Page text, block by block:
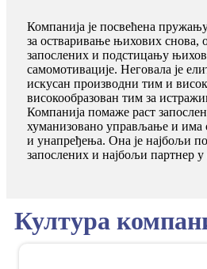
Компанија је посвећена
за остваривање њихових снова,
запослених и подстицању
самомотивације. Неговала је
искусан производни тим и
високообразован тим за
Компанија помаже раст
хуманизовано управљање и има
и унапређења. Она је најбољи
запослених и најбољи партнер у
Култура